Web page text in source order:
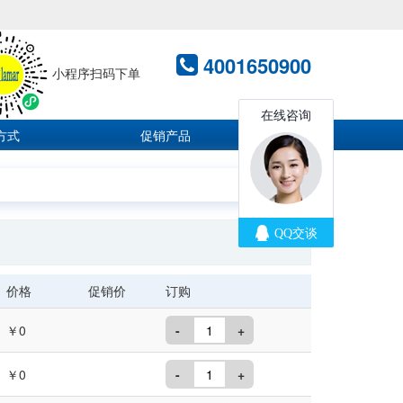
小程序扫码下单 4001650900
式 促销产品
价格 促销价 订购
￥0 - +
￥0 - +